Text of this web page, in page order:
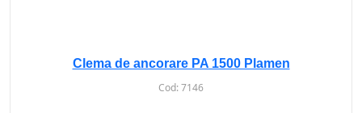
Clema de ancorare PA 1500 Plamen
Cod:7146